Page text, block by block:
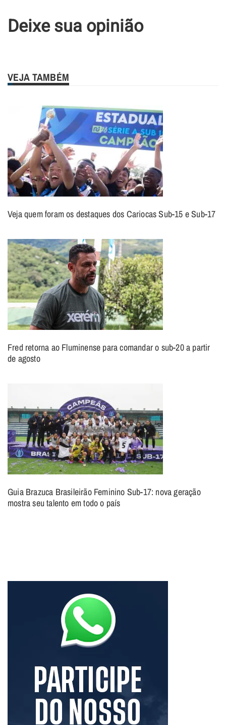
Deixe sua opinião
VEJA TAMBÉM
Veja quem foram os destaques dos Cariocas Sub-15 e Sub-17
Fred retorna ao Fluminense para comandar o sub-20 a partir
de agosto
Guia Brazuca Brasileirão Feminino Sub-17: nova geração
mostra seu talento em todo o país